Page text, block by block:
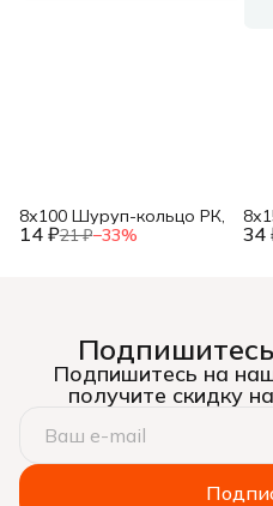
14 ₽21 ₽−33%
8х100 Шуруп-кольцо РК,
34
Подпишитесь на
получите скидку